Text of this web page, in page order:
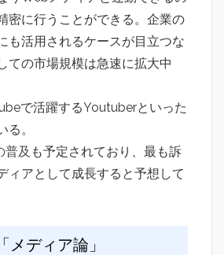
密に行うことができる。企業の
も活用されるケースが目立つな
ての市場規模は急速に拡大中
で活躍するYoutuberといった
。
普及 も予定されており、最も訴
ィアとして成長すると予想して
メディア論」